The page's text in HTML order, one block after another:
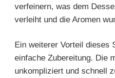
verfeinern, was dem
verleiht und die Aromen
Ein weiterer Vorteil dieses
einfache Zubereitung. Die
unkompliziert und schnell